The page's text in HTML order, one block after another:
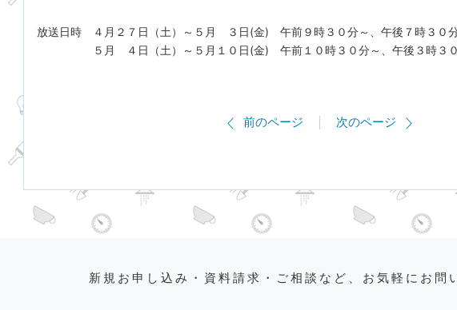
放送日時 ４月２７日（土）～５月 ３日(金) 午前９時３０分～、午後７時３０
５月 ４日（土）～５月１０日(金) 午前１０時３０分～、午後３時３０
前のページ 次のページ
新規お申し込み・資料請求・ご相談など、お気軽にお問